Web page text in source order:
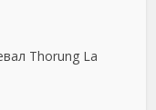
Thorung La